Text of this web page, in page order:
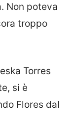
Non poteva
troppo
Torres
si è
Flores dal